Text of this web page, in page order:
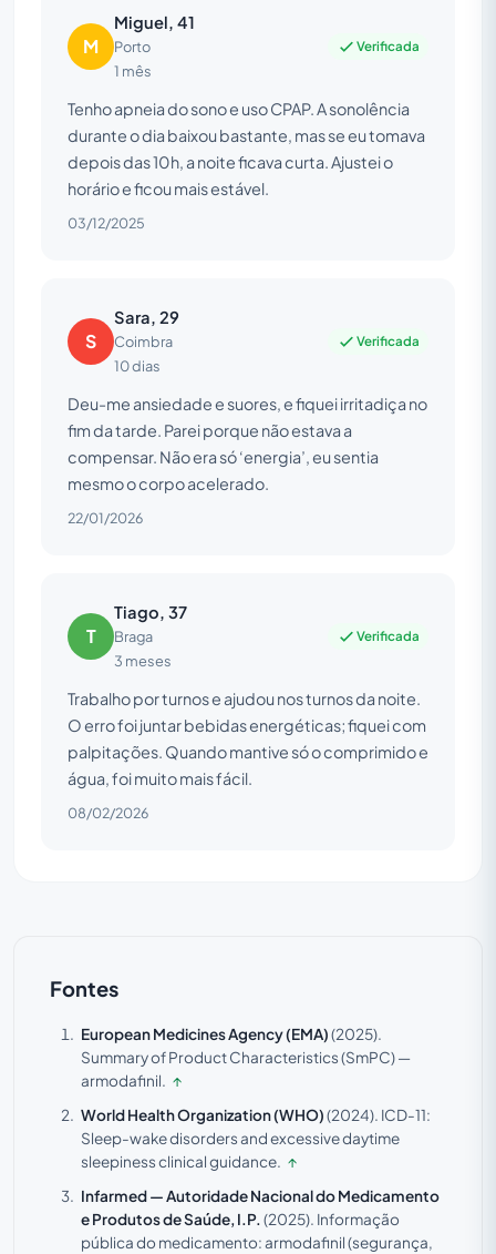
M
Miguel, 41
Porto
1 mês
Verificada
Tenho apneia do sono e uso CPAP. A sonolência
durante o dia baixou bastante, mas se eu tomava
depois das 10h, a noite ficava curta. Ajustei o
horário e ficou mais estável.
03/12/2025
S
Sara, 29
Coimbra
10 dias
Verificada
Deu-me ansiedade e suores, e fiquei irritadiça no
fim da tarde. Parei porque não estava a
compensar. Não era só ‘energia’, eu sentia
mesmo o corpo acelerado.
22/01/2026
T
Tiago, 37
Braga
3 meses
Verificada
Trabalho por turnos e ajudou nos turnos da noite.
O erro foi juntar bebidas energéticas; fiquei com
palpitações. Quando mantive só o comprimido e
água, foi muito mais fácil.
08/02/2026
Fontes
European Medicines Agency (EMA)(2025).
Summary of Product Characteristics (SmPC) —
armodafinil. ↑
World Health Organization (WHO)(2024). ICD-11:
Sleep-wake disorders and excessive daytime
sleepiness clinical guidance. ↑
Infarmed — Autoridade Nacional do Medicamento
e Produtos de Saúde, I.P.(2025). Informação
pública do medicamento: armodafinil (segurança,